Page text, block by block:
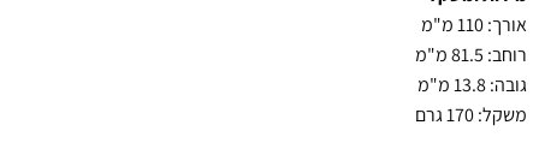
אורך: 110 מ"מ
רוחב: 81.5 מ"מ
גובה: 13.8 מ"מ
משקל: 170 גרם